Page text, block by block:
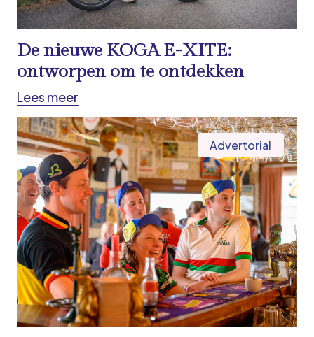
De nieuwe KOGA E-XITE:
ontworpen om te ontdekken
Lees meer
Advertorial